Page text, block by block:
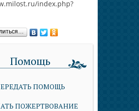
index.php?
Помощь
ПОМОЩЬ
ПОЖЕРТВОВАНИЕ